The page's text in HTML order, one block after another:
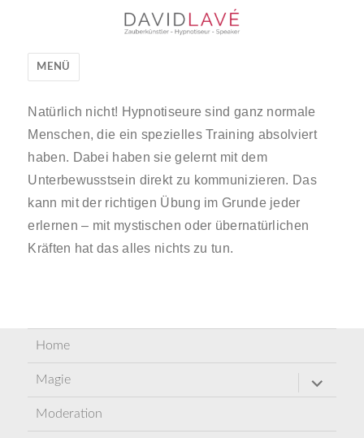
David Lavé
MENÜ
Natürlich nicht! Hypnotiseure sind ganz normale
Menschen, die ein spezielles Training absolviert
haben. Dabei haben sie gelernt mit dem
Unterbewusstsein direkt zu kommunizieren. Das
kann mit der richtigen Übung im Grunde jeder
erlernen – mit mystischen oder übernatürlichen
Kräften hat das alles nichts zu tun.
Home
Magie
öffnen
Moderation